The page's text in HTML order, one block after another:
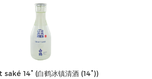
14° (白鹤冰镇清酒 (14°))